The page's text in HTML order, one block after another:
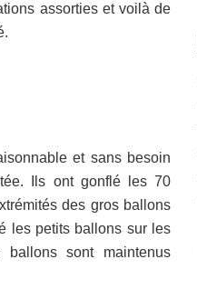
assorties et voilà de
et sans besoin
Ils ont gonflé les 70
des gros ballons
les petits ballons sur les
sont maintenus